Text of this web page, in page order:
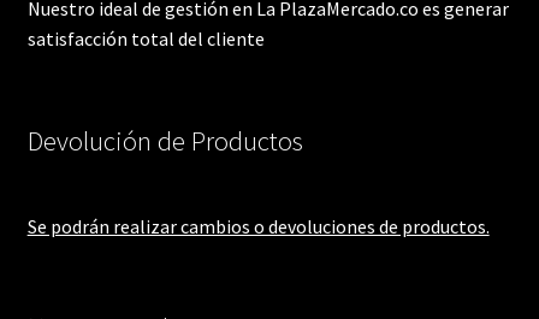
Nuestro ideal de gestión en La PlazaMercado.co es generar
satisfacción total del cliente
Devolución de Productos
Se podrán realizar cambios o devoluciones de productos.